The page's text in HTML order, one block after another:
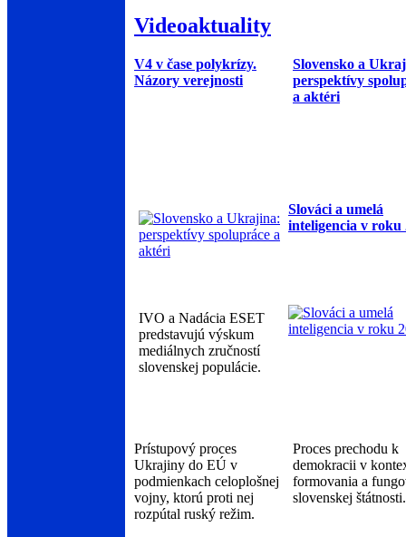
Videoaktuality
V4 v čase polykrízy.
Názory verejnosti
Slovensko a
perspektívy
a aktéri
Slováci a umelá
inteligencia v roku
IVO a Nadácia ESET
predstavujú výskum
mediálnych zručností
slovenskej populácie.
Prístupový proces
Ukrajiny do EÚ v
podmienkach celoplošnej
vojny, ktorú proti nej
rozpútal ruský režim.
Proces prechodu k
demokracii v
formovania a
slovenskej štátnosti.